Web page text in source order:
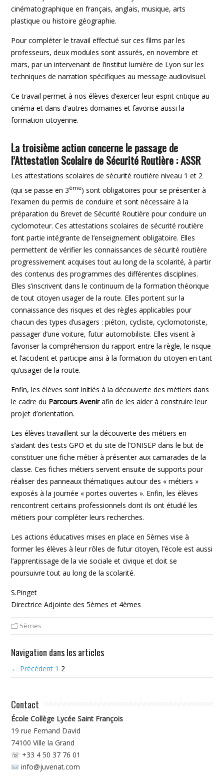
cinématographique en français, anglais, musique, arts
plastique ou histoire géographie.
Pour compléter le travail effectué sur ces films par les
professeurs, deux modules sont assurés, en novembre et
mars, par un intervenant de l’institut lumière de Lyon sur les
techniques de narration spécifiques au message audiovisuel.
Ce travail permet à nos élèves d’exercer leur esprit critique au
cinéma et dans d’autres domaines et favorise aussi la
formation citoyenne.
La troisième action concerne le passage de
l’Attestation Scolaire de Sécurité Routière : ASSR
Les attestations scolaires de sécurité routière niveau 1 et 2
(qui se passe en 3ème) sont obligatoires pour se présenter à
l’examen du permis de conduire et sont nécessaire à la
préparation du Brevet de Sécurité Routière pour conduire un
cyclomoteur. Ces attestations scolaires de sécurité routière
font partie intégrante de l’enseignement obligatoire. Elles
permettent de vérifier les connaissances de sécurité routière
progressivement acquises tout au long de la scolarité, à partir
des contenus des programmes des différentes disciplines.
Elles s’inscrivent dans le continuum de la formation théorique
de tout citoyen usager de la route. Elles portent sur la
connaissance des risques et des règles applicables pour
chacun des types d’usagers : piéton, cycliste, cyclomotoriste,
passager d’une voiture, futur automobiliste. Elles visent à
favoriser la compréhension du rapport entre la règle, le risque
et l’accident et participe ainsi à la formation du citoyen en tant
qu’usager de la route.
Enfin, les élèves sont initiés à la découverte des métiers dans
le cadre du Parcours Avenirafin de les aider à construire leur
projet d’orientation.
Les élèves travaillent sur la découverte des métiers en
s’aidant des tests GPO et du site de l’ONISEP dans le but de
constituer une fiche métier à présenter aux camarades de la
classe. Ces fiches métiers servent ensuite de supports pour
réaliser des panneaux thématiques autour des « métiers »
exposés à la journée « portes ouvertes ». Enfin, les élèves
rencontrent certains professionnels dont ils ont étudié les
métiers pour compléter leurs recherches.
Les actions éducatives mises en place en 5èmes vise à
former les élèves à leur rôles de futur citoyen, l’école est aussi
l’apprentissage de la vie sociale et civique et doit se
poursuivre tout au long de la scolarité.
S.Pinget
Directrice Adjointe des 5èmes et 4èmes
5èmes
Navigation dans les articles
← Précédent 1 2
Contact
École Collège Lycée Saint François
19 rue Fernand David
74100 Ville la Grand
☏ +33 4 50 37 76 01
info@juvenat.com